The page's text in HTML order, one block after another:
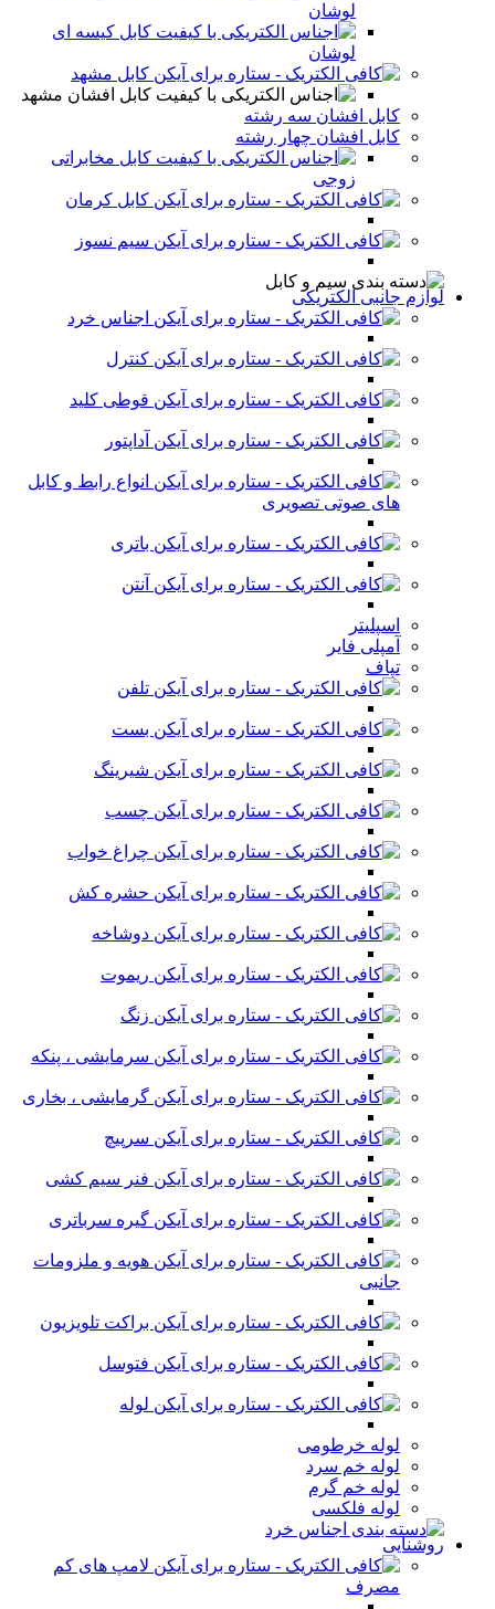
لوشان
کابل کیسه ای
لوشان
کابل مشهد
کابل افشان مشهد
کابل افشان سه رشته
کابل افشان چهار رشته
کابل مخابراتی
زوجی
کابل کرمان
سیم نسوز
لوازم جانبی الکتریکی
اجناس خرد
کنترل
قوطی کلید
آداپتور
انواع رابط و کابل
های صوتی تصویری
باتری
آنتن
اسپلیتر
آمپلی فایر
تپاف
تلفن
بست
شیرینگ
چسب
چراغ خواب
حشره کش
دوشاخه
ریموت
زنگ
سرمایشی ، پنکه
گرمایشی ، بخاری
سرپیچ
فنر سیم کشی
گیره سرباتری
هویه و ملزومات
جانبی
براکت تلویزیون
فتوسل
لوله
لوله خرطومی
لوله خم سرد
لوله خم گرم
لوله فلکسی
روشنایی
لامپ های کم
مصرف